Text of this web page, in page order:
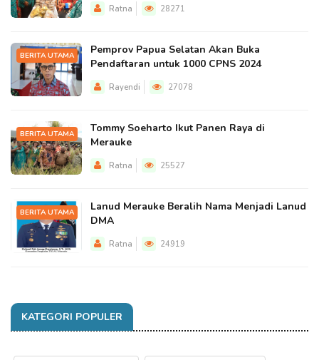
Ratna 28271
BERITA UTAMA
Pemprov Papua Selatan Akan Buka
Pendaftaran untuk 1000 CPNS 2024
Rayendi 27078
BERITA UTAMA
Tommy Soeharto Ikut Panen Raya di
Merauke
Ratna 25527
BERITA UTAMA
Lanud Merauke Beralih Nama Menjadi Lanud
DMA
Ratna 24919
KATEGORI POPULER